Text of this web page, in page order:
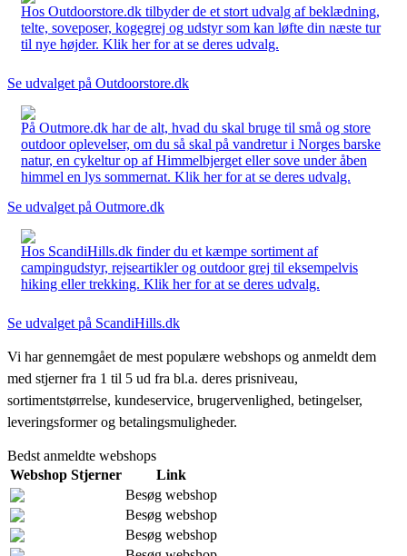
Hos Outdoorstore.dk tilbyder de et stort udvalg af beklædning,
telte, soveposer, kogegrej og udstyr som kan løfte din næste tur
til nye højder. Klik her for at se deres udvalg.
Se udvalget på Outdoorstore.dk
På Outmore.dk har de alt, hvad du skal bruge til små og store
outdoor oplevelser, om du så skal på vandretur i Norges barske
natur, en cykeltur op af Himmelbjerget eller sove under åben
himmel en lys sommernat. Klik her for at se deres udvalg.
Se udvalget på Outmore.dk
Hos ScandiHills.dk finder du et kæmpe sortiment af
campingudstyr, rejseartikler og outdoor grej til eksempelvis
hiking eller trekking. Klik her for at se deres udvalg.
Se udvalget på ScandiHills.dk
Vi har gennemgået de mest populære webshops og anmeldt dem
med stjerner fra 1 til 5 ud fra bl.a. deres prisniveau,
sortimentstørrelse, kundeservice, brugervenlighed, betingelser,
leveringsformer og betalingsmuligheder.
Bedst anmeldte webshops
Webshop Stjerner
Link
Besøg webshop
Besøg webshop
Besøg webshop